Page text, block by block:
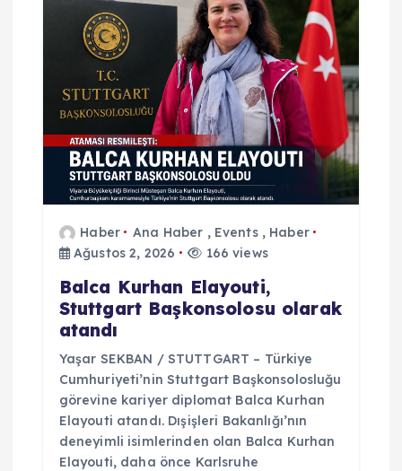
m
e
Haber Ana Haber , Events, Haber
Ağustos 2, 2026
166 views
Balca Kurhan Elayouti,
Stuttgart Başkonsolosu olarak
atandı
Yaşar SEKBAN / STUTTGART – Türkiye
Cumhuriyeti’nin Stuttgart Başkonsolosluğu
görevine kariyer diplomat Balca Kurhan
Elayouti atandı. Dışişleri Bakanlığı’nın
deneyimli isimlerinden olan Balca Kurhan
Elayouti, daha önce Karlsruhe